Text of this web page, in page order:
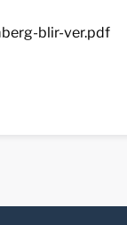
blir-ver.pdf